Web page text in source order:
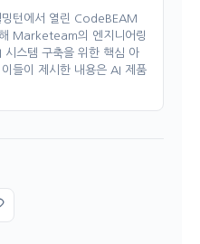
턴에서 열린 CodeBEAM
Marketeam의 엔지니어링
시스템 구축을 위한 핵심 아
들이 제시한 내용은 AI 제품